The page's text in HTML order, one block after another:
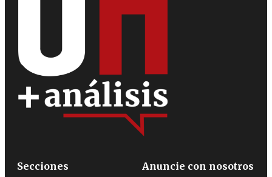
Secciones
Anuncie con nosotros